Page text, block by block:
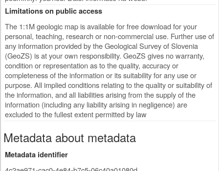
Limitations on public access
The 1:1M geologic map is available for free download for your
personal, teaching, research or non-commercial use. Further use of
any information provided by the Geological Survey of Slovenia
(GeoZS) is at your own responsibility. GeoZS gives no warranty,
condition or representation as to the quality, accuracy or
completeness of the information or its suitability for any use or
purpose. All implied conditions relating to the quality or suitability of
the information, and all liabilities arising from the supply of the
information (including any liability arising in negligence) are
excluded to the fullest extent permitted by law
Metadata about metadata
Metadata identifier